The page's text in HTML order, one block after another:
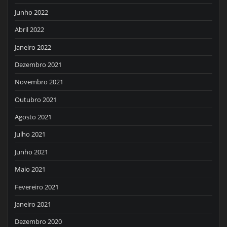
Junho 2022
Abril 2022
Janeiro 2022
Dezembro 2021
Novembro 2021
Outubro 2021
Agosto 2021
Julho 2021
Junho 2021
Maio 2021
Fevereiro 2021
Janeiro 2021
Dezembro 2020